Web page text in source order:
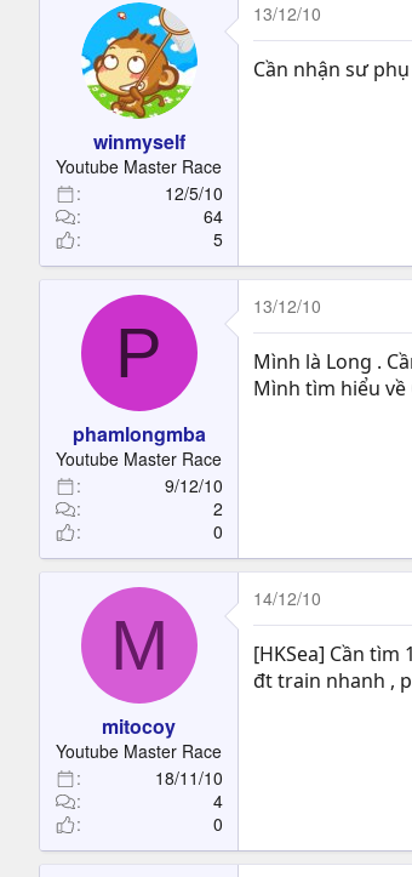
winmyself
Youtube Master Race
12/5/10
64
5
13/12/10
Cần nhận sư
P
phamlongmba
Youtube Master Race
9/12/10
2
0
13/12/10
Mình là Long .
Mình tìm hiểu về
M
mitocoy
Youtube Master Race
18/11/10
4
0
14/12/10
[HKSea] Cần tìm
đt train nhanh ,